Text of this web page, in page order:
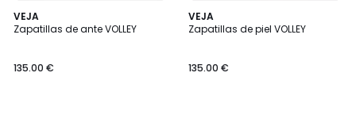
VEJA
Zapatillas de ante VOLLEY
135.00 €
VEJA
Zapatillas de piel VOLLEY
135.00 €